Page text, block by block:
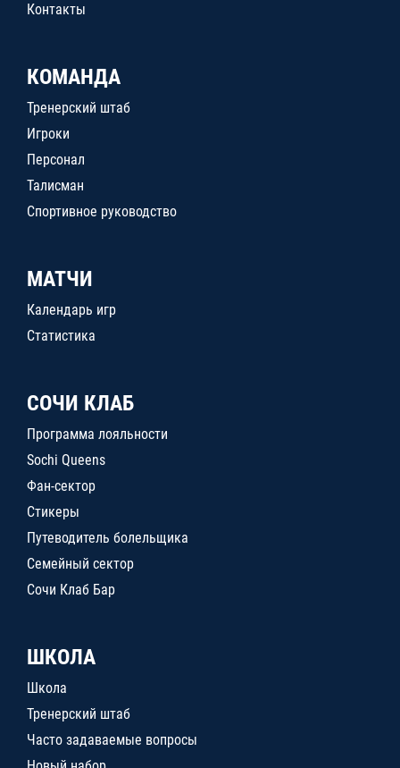
Контакты
КОМАНДА
Тренерский штаб
Игроки
Персонал
Талисман
Спортивное руководство
МАТЧИ
Календарь игр
Статистика
СОЧИ КЛАБ
Программа лояльности
Sochi Queens
Фан-сектор
Стикеры
Путеводитель болельщика
Семейный сектор
Сочи Клаб Бар
ШКОЛА
Школа
Тренерский штаб
Часто задаваемые вопросы